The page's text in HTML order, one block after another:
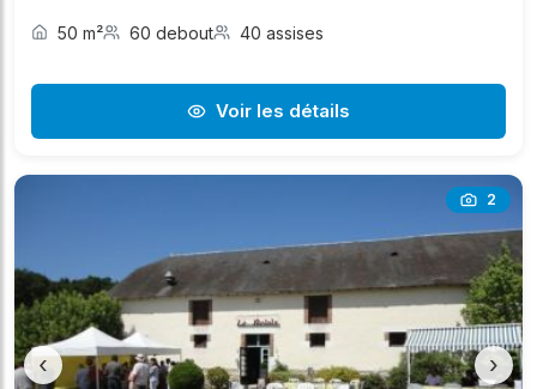
50 m² 60 debout 40 assises
Voir les détails
2
‹ ›